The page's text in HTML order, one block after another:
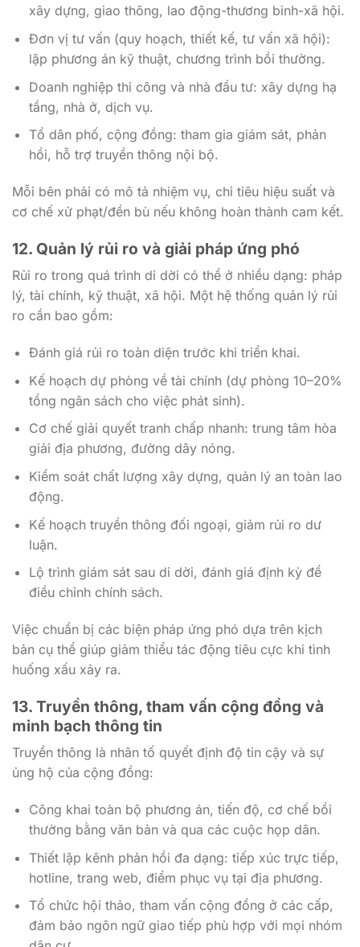
xây dựng, giao thông, lao động-thương binh-xã hội.
Đơn vị tư vấn (quy hoạch, thiết kế, tư vấn xã hội):
lập phương án kỹ thuật, chương trình bồi thường.
Doanh nghiệp thi công và nhà đầu tư: xây dựng hạ
tầng, nhà ở, dịch vụ.
Tổ dân phố, cộng đồng: tham gia giám sát, phản
hồi, hỗ trợ truyền thông nội bộ.
Mỗi bên phải có mô tả nhiệm vụ, chỉ tiêu hiệu suất và
cơ chế xử phạt/đền bù nếu không hoàn thành cam kết.
12. Quản lý rủi ro và giải pháp ứng phó
Rủi ro trong quá trình di dời có thể ở nhiều dạng: pháp
lý, tài chính, kỹ thuật, xã hội. Một hệ thống quản lý rủi
ro cần bao gồm:
Đánh giá rủi ro toàn diện trước khi triển khai.
Kế hoạch dự phòng về tài chính (dự phòng 10–20%
tổng ngân sách cho việc phát sinh).
Cơ chế giải quyết tranh chấp nhanh: trung tâm hòa
giải địa phương, đường dây nóng.
Kiểm soát chất lượng xây dựng, quản lý an toàn lao
động.
Kế hoạch truyền thông đối ngoại, giảm rủi ro dư
luận.
Lộ trình giám sát sau di dời, đánh giá định kỳ để
điều chỉnh chính sách.
Việc chuẩn bị các biện pháp ứng phó dựa trên kịch
bản cụ thể giúp giảm thiểu tác động tiêu cực khi tình
huống xấu xảy ra.
13. Truyền thông, tham vấn cộng đồng và
minh bạch thông tin
Truyền thông là nhân tố quyết định độ tin cậy và sự
ủng hộ của cộng đồng:
Công khai toàn bộ phương án, tiến độ, cơ chế bồi
thường bằng văn bản và qua các cuộc họp dân.
Thiết lập kênh phản hồi đa dạng: tiếp xúc trực tiếp,
hotline, trang web, điểm phục vụ tại địa phương.
Tổ chức hội thảo, tham vấn cộng đồng ở các cấp,
đảm bảo ngôn ngữ giao tiếp phù hợp với mọi nhóm